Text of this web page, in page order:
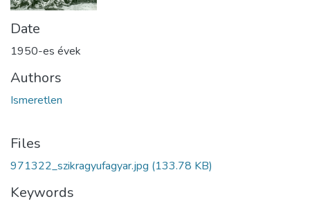
Date
1950-es évek
Authors
Ismeretlen
Files
971322_szikragyufagyar.jpg (133.78 KB)
Keywords